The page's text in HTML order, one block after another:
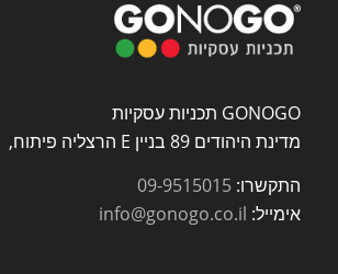
GONOGO תכניות עסקיות
מדינת היהודים 89 בניין E הרצליה פיתוח,
התקשרו: 09-9515015
אימייל: info@gonogo.co.il